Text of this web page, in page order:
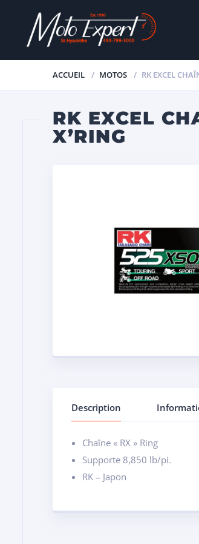
ACCUEIL MOTOS RK EXCEL
RK EXCEL
X’RING
Description
Chaîne « RX » Ring
Supporte 8,850 lb/pi.
RK – Japon